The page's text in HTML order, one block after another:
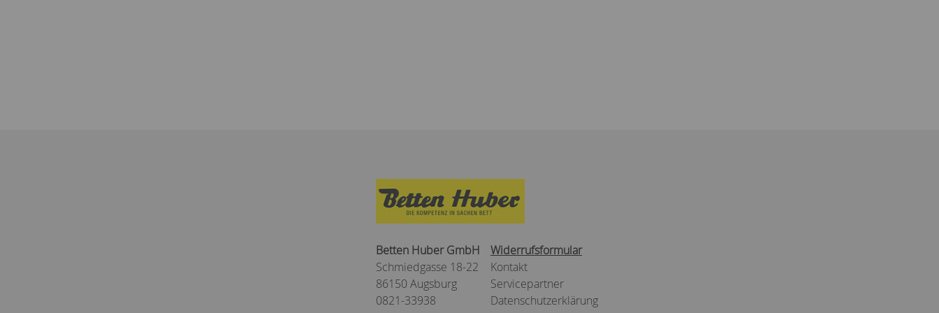
Betten Huber GmbH
Schmiedgasse 18-22
86150 Augsburg
0821-33938
Widerrufsformular
Kontakt
Servicepartner
Datenschutzerklärung